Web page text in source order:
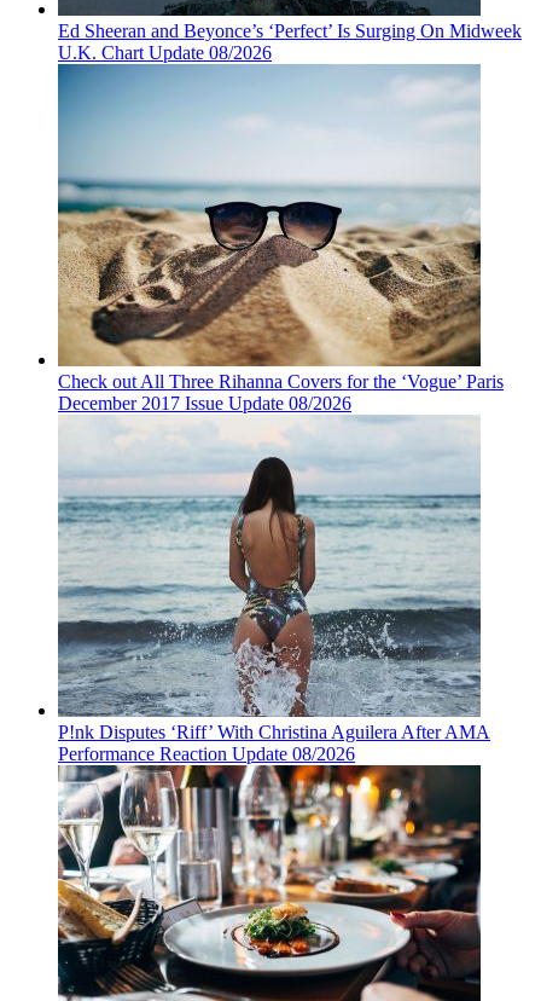
Ed Sheeran and Beyonce’s ‘Perfect’ Is Surging On Midweek
U.K. Chart Update 08/2026
Check out All Three Rihanna Covers for the ‘Vogue’ Paris
December 2017 Issue Update 08/2026
P!nk Disputes ‘Riff’ With Christina Aguilera After AMA
Performance Reaction Update 08/2026